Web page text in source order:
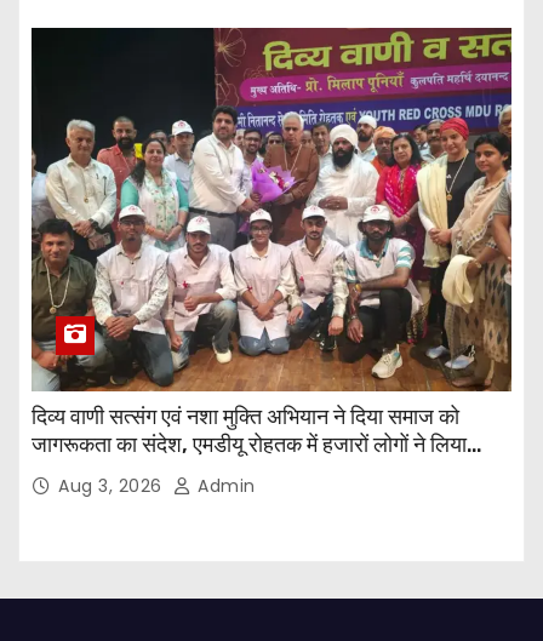
दिव्य वाणी सत्संग एवं नशा मुक्ति अभियान ने दिया समाज को
जागरूकता का संदेश, एमडीयू रोहतक में हजारों लोगों ने लिया
संकल्पAug 3, 2026 Admin